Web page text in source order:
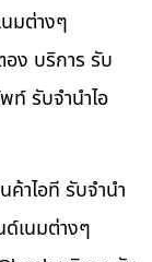
มต่างๆ
อง บริการ รับ
ท์ รับจำนำไอ
าไอที รับจำนำ
เนมต่างๆ